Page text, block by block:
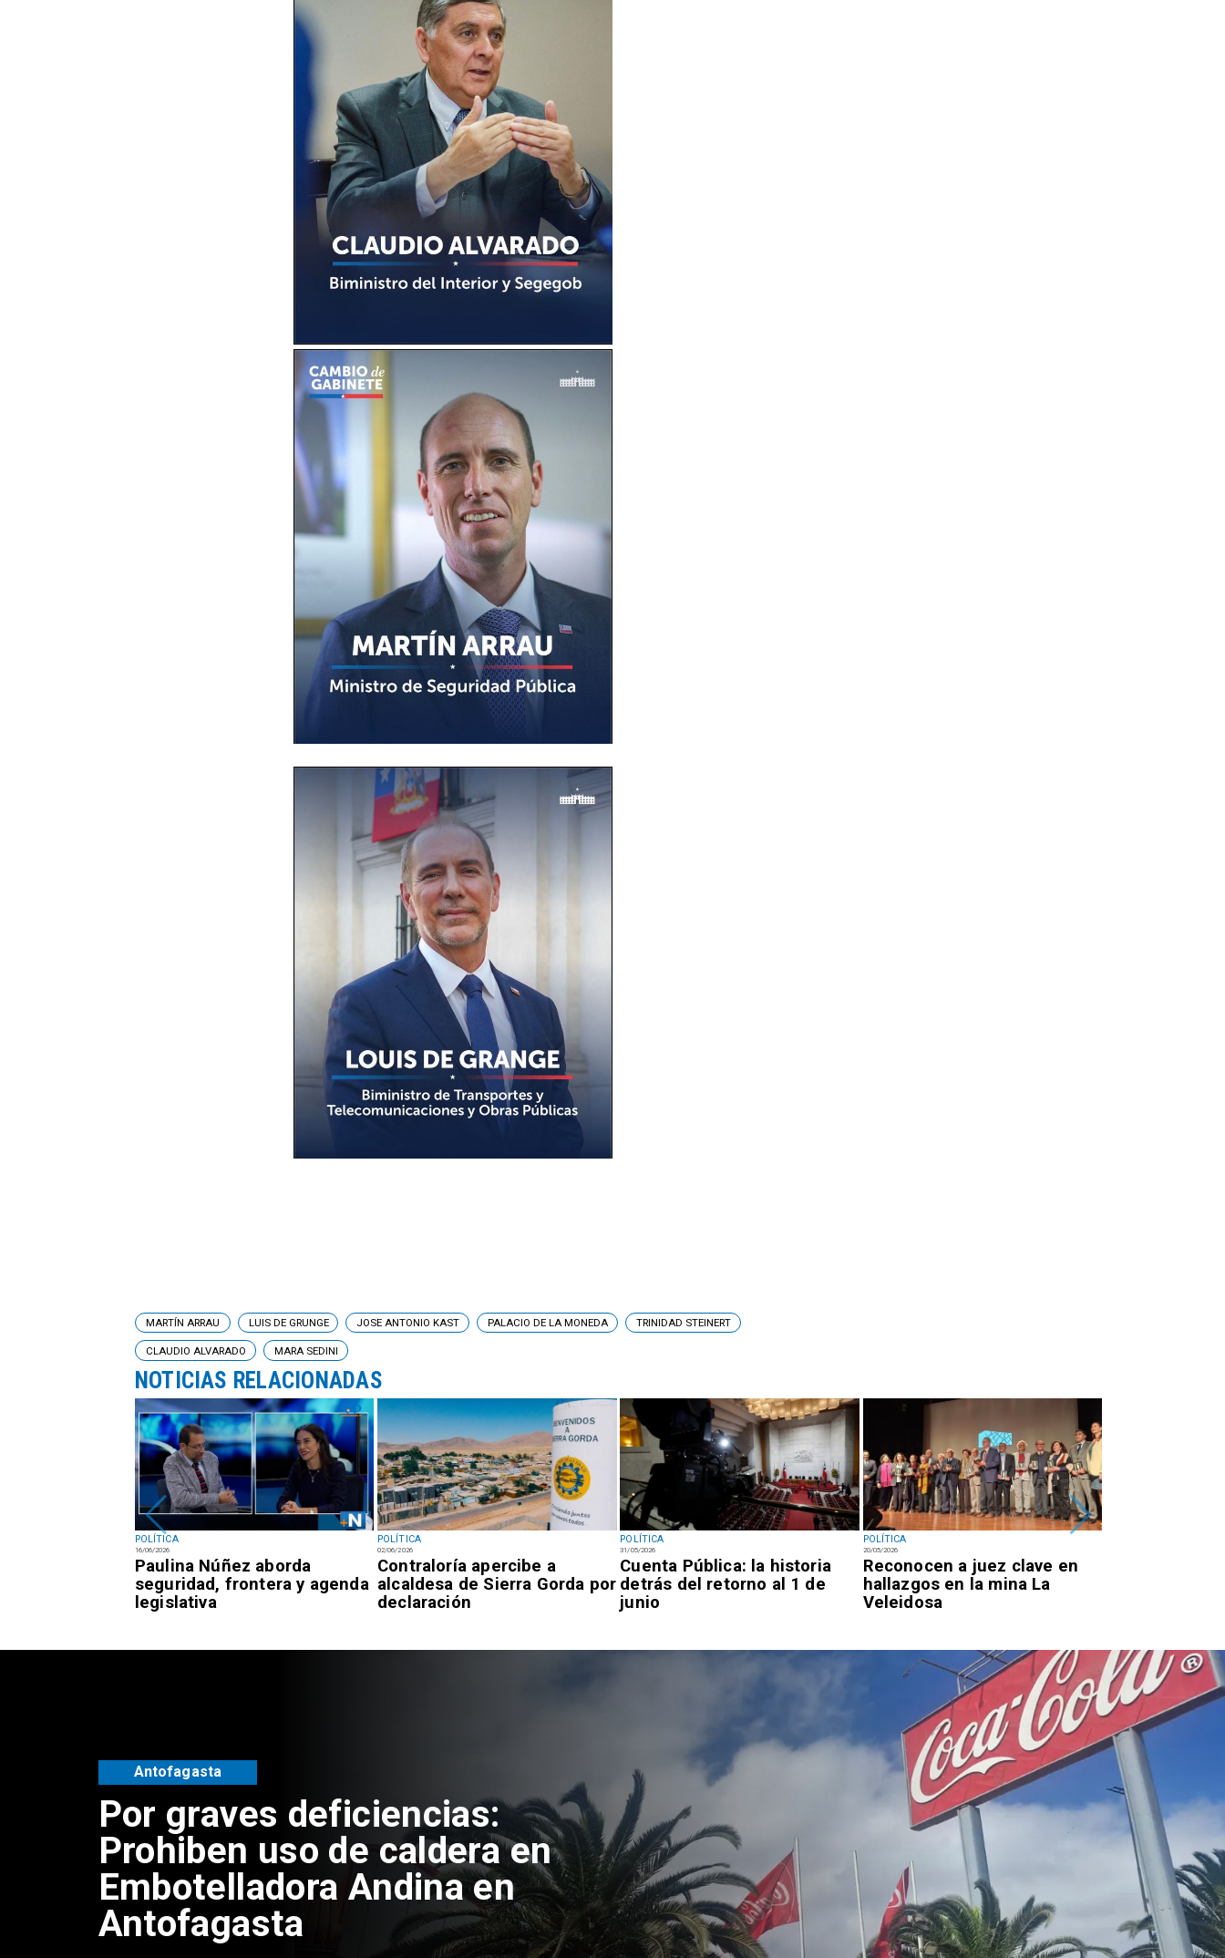
POLÍTICA
16/06/2026
Paulina Núñez aborda
seguridad, frontera y agenda
legislativa
POLÍTICA
02/06/2026
Contraloría apercibe a
alcaldesa de Sierra Gorda por
declaración
POLÍTICA
31/05/2026
Cuenta Pública: la historia
detrás del retorno al 1 de
junio
POLÍTICA
20/05/2026
Reconocen a juez clave en
hallazgos en la mina La
Veleidosa
MARTÍN ARRAU LUIS DE GRUNGE JOSE ANTONIO KAST PALACIO DE LA MONEDA TRINIDAD STEINERT
CLAUDIO ALVARADO MARA SEDINI
NOTICIAS RELACIONADAS
Por graves deficiencias:
Prohiben uso de caldera en
Embotelladora Andina en
Antofagasta
Antofagasta